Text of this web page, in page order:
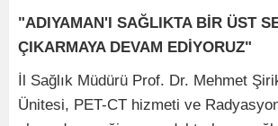
"ADIYAMAN'I SAĞLIKTA BİR ÜST
ÇIKARMAYA DEVAM EDİYORUZ"
İl Sağlık Müdürü Prof. Dr. Mehmet
Ünitesi, PET-CT hizmeti ve